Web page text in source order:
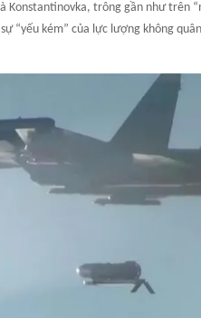
Konstantinovka, trông gần như trên
“yếu kém” của lực lượng không